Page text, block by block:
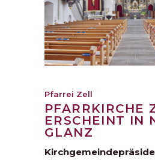
Pfarrei Zell
PFARRKIRCHE
ERSCHEINT IN
GLANZ